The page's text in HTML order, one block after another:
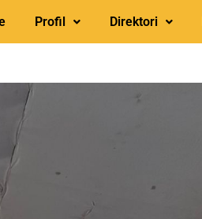
Profil Direktori